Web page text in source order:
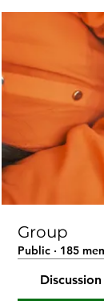
Group
Public · 185
Discussion